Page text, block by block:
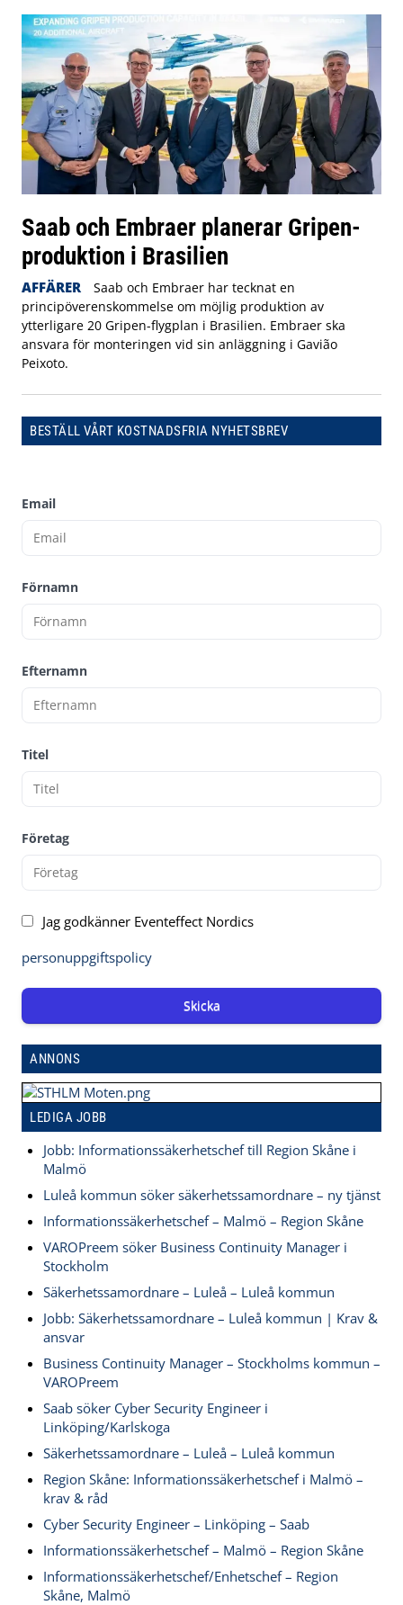
Saab och Embraer planerar Gripen-
produktion i Brasilien
AFFÄRER
Saab och Embraer har tecknat en
principöverenskommelse om möjlig produktion av
ytterligare 20 Gripen-flygplan i Brasilien. Embraer ska
ansvara för monteringen vid sin anläggning i Gavião
Peixoto.
BESTÄLL VÅRT KOSTNADSFRIA NYHETSBREV
Email
Förnamn
Efternamn
Titel
Företag
Jag godkänner Eventeffect Nordics
personuppgiftspolicy
Skicka
ANNONS
LEDIGA JOBB
Jobb: Informationssäkerhetschef till Region Skåne i
Malmö
Luleå kommun söker säkerhetssamordnare – ny tjänst
Informationssäkerhetschef – Malmö – Region Skåne
VAROPreem söker Business Continuity Manager i
Stockholm
Säkerhetssamordnare – Luleå – Luleå kommun
Jobb: Säkerhetssamordnare – Luleå kommun | Krav &
ansvar
Business Continuity Manager – Stockholms kommun –
VAROPreem
Saab söker Cyber Security Engineer i
Linköping/Karlskoga
Säkerhetssamordnare – Luleå – Luleå kommun
Region Skåne: Informationssäkerhetschef i Malmö –
krav & råd
Cyber Security Engineer – Linköping – Saab
Informationssäkerhetschef – Malmö – Region Skåne
Informationssäkerhetschef/Enhetschef – Region
Skåne, Malmö